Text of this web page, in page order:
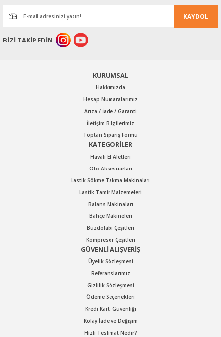
GAV OS-8210 E HAVALI SAĞ-SOL MATKAP 10 MM
Stok Kodu : OS8210E
3.796,63 TL Kdv Dahil
%30
indirim
KAYDOL
BİZİ TAKİP EDİN
KURUMSAL
Hakkımızda
Hesap Numaralarımız
Arıza / İade / Garanti
İletişim Bilgilerimiz
Toptan Sipariş Formu
KATEGORİLER
Havalı El Aletleri
Oto Aksesuarları
Lastik Sökme Takma Makinaları
Lastik Tamir Malzemeleri
Balans Makinaları
Bahçe Makineleri
Buzdolabı Çeşitleri
Kompresör Çeşitleri
GÜVENLİ ALIŞVERİŞ
Üyelik Sözleşmesi
Referanslarımız
Gizlilik Sözleşmesi
Ödeme Seçenekleri
Kredi Kartı Güvenliği
Kolay İade ve Değişim
Hızlı Teslimat Nedir?